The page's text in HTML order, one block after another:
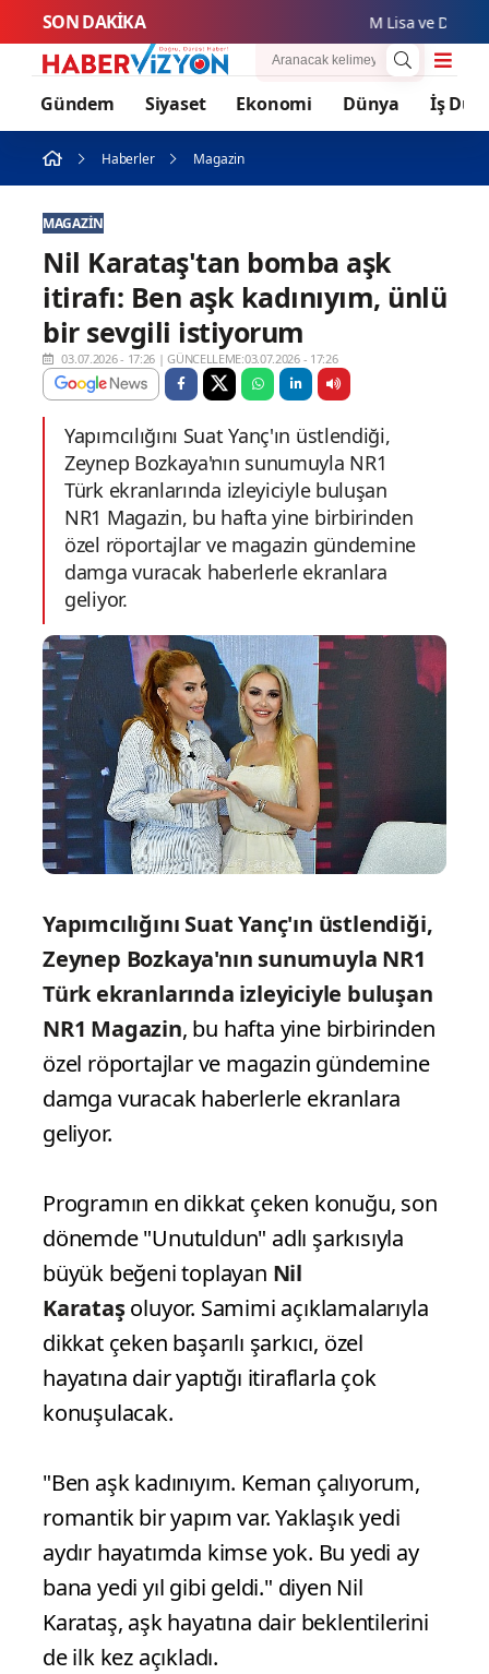
SON DAKİKA M Lisa ve Dolu
Gündem Siyaset Ekonomi Dünya İş
Haberler Magazin
MAGAZIN
Nil Karataş'tan bomba aşk
itirafı: Ben aşk kadınıyım, ünlü
bir sevgili istiyorum
03.07.2026 - 17:26 |GÜNCELLEME:03.07.2026 - 17:26
Yapımcılığını Suat Yanç'ın üstlendiği,
Zeynep Bozkaya'nın sunumuyla NR1
Türk ekranlarında izleyiciyle buluşan
NR1 Magazin, bu hafta yine birbirinden
özel röportajlar ve magazin gündemine
damga vuracak haberlerle ekranlara
geliyor.
Yapımcılığını Suat Yanç'ın üstlendiği,
Zeynep Bozkaya'nın sunumuyla NR1
Türk ekranlarında izleyiciyle buluşan
NR1 Magazin, bu hafta yine birbirinden
özel röportajlar ve magazin gündemine
damga vuracak haberlerle ekranlara
geliyor.
Programın en dikkat çeken konuğu, son
dönemde "Unutuldun" adlı şarkısıyla
büyük beğeni toplayan Nil
Karataşoluyor. Samimi açıklamalarıyla
dikkat çeken başarılı şarkıcı, özel
hayatına dair yaptığı itiraflarla çok
konuşulacak.
"Ben aşk kadınıyım. Keman çalıyorum,
romantik bir yapım var. Yaklaşık yedi
aydır hayatımda kimse yok. Bu yedi ay
bana yedi yıl gibi geldi." diyen Nil
Karataş, aşk hayatına dair beklentilerini
de ilk kez açıkladı.